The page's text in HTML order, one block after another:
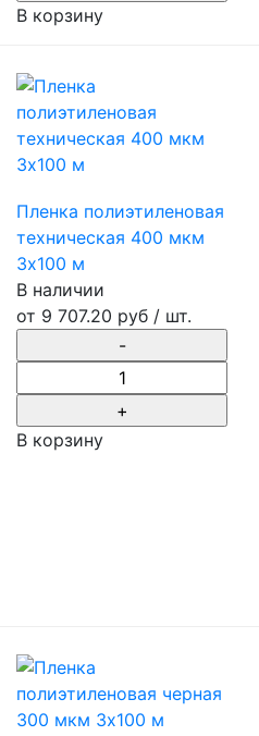
В корзину
Пленка полиэтиленовая
техническая 400 мкм
3х100 м
В наличии
от 9 707.20 руб / шт.
В корзину